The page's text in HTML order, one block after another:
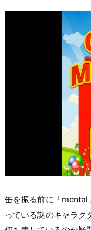
缶を振る前に「mental
っている謎のキャラク